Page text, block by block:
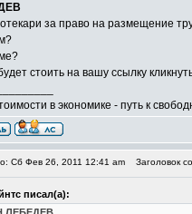
за право на размещение
стоить на вашу ссылку
в экономике - путь к
Сб Фев 26, 2011 12:41 am Заголовок
писал(а):